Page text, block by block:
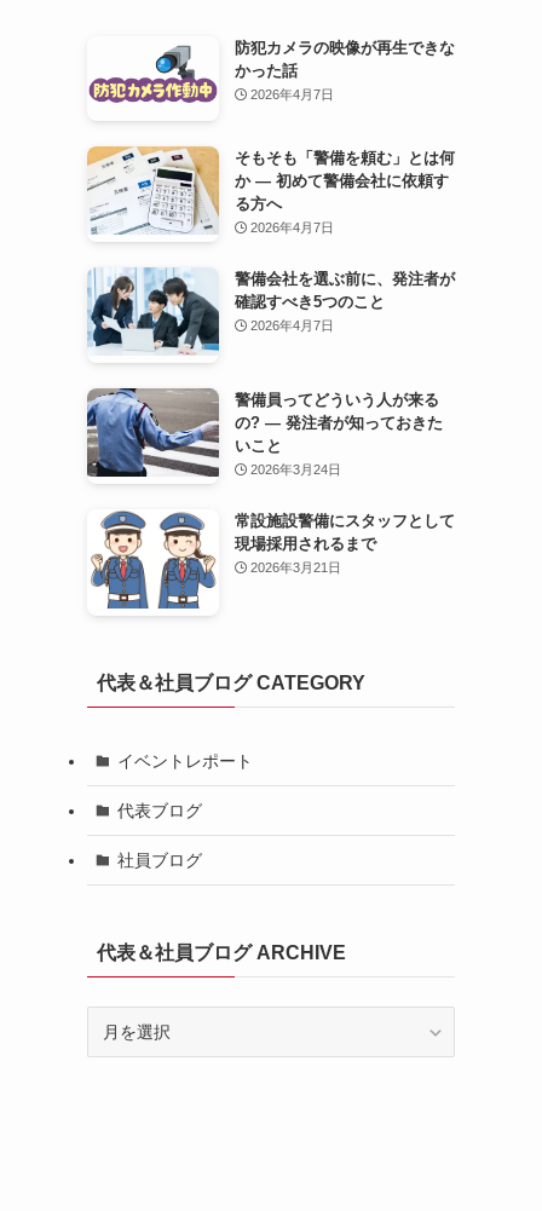
防犯カメラの映像が再生できな
かった話
2026年4月7日
そもそも「警備を頼む」とは何
か — 初めて警備会社に依頼す
る方へ
2026年4月7日
警備会社を選ぶ前に、発注者が
確認すべき5つのこと
2026年4月7日
警備員ってどういう人が来る
の? — 発注者が知っておきた
いこと
2026年3月24日
常設施設警備にスタッフとして
現場採用されるまで
2026年3月21日
代表＆社員ブログ CATEGORY
イベントレポート
代表ブログ
社員ブログ
代表＆社員ブログ ARCHIVE